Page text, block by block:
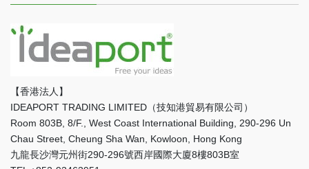
【香港法人】
IDEAPORT TRADING LIMITED（技知港貿易有限公司）
Room 803B, 8/F., West Coast International Building, 290-296 Un
Chau Street, Cheung Sha Wan, Kowloon, Hong Kong
九龍長沙灣元州街290-296號西岸國際大廈8樓803B室